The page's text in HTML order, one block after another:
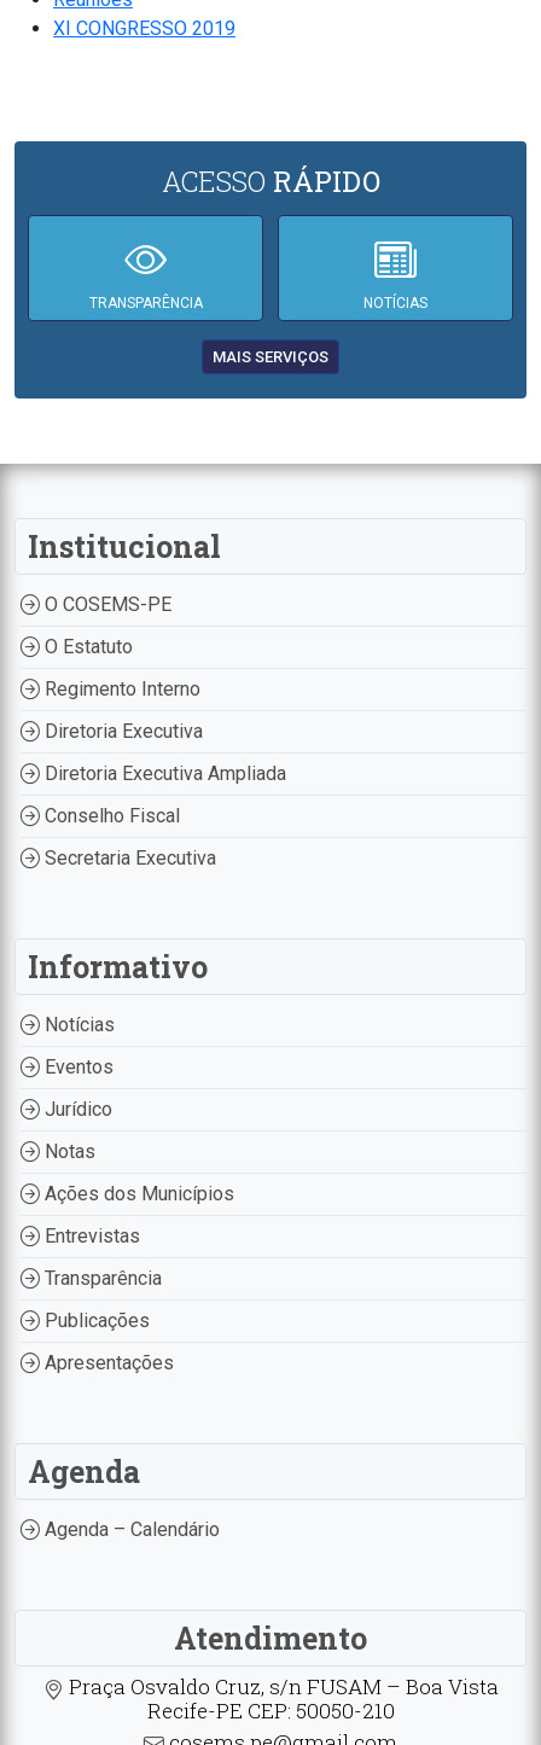
XI CONGRESSO 2019
ACESSO RÁPIDO
TRANSPARÊNCIA NOTÍCIAS
MAIS SERVIÇOS
Institucional
O COSEMS-PE
O Estatuto
Regimento Interno
Diretoria Executiva
Diretoria Executiva Ampliada
Conselho Fiscal
Secretaria Executiva
Informativo
Notícias
Eventos
Jurídico
Notas
Ações dos Municípios
Entrevistas
Transparência
Publicações
Apresentações
Agenda
Agenda – Calendário
Atendimento
Praça Osvaldo Cruz, s/n FUSAM – Boa Vista
Recife-PE CEP: 50050-210